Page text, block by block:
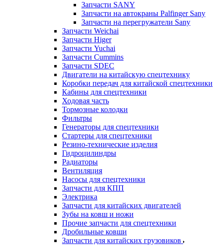
Запчасти SANY
Запчасти на автокраны Palfinger Sany
Запчасти на перегружатели Sany
Запчасти Weichai
Запчасти Higer
Запчасти Yuchai
Запчасти Cummins
Запчасти SDEC
Двигатели на китайскую спецтехнику
Коробки передач для китайской спецтехники
Кабины для спецтехники
Ходовая часть
Тормозные колодки
Фильтры
Генераторы для спецтехники
Стартеры для спецтехники
Резино-технические изделия
Гидроцилиндры
Радиаторы
Вентиляция
Насосы для спецтехники
Запчасти для КПП
Электрика
Запчасти для китайских двигателей
Зубы на ковш и ножи
Прочие запчасти для спецтехники
Дробильные ковши
Запчасти для китайских грузовиков